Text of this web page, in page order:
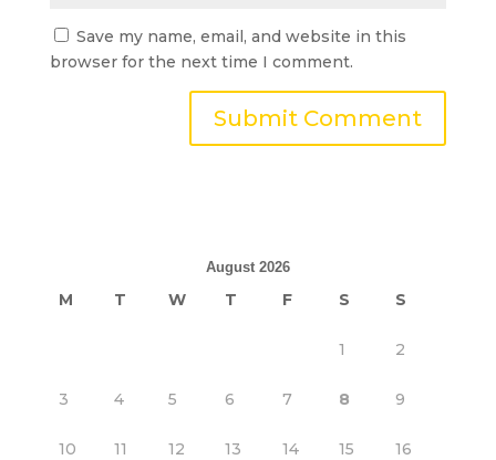
Save my name, email, and website in this
browser for the next time I comment.
August 2026
M T W T F S S
1 2
3 4 5 6 7 8 9
10 11 12 13 14 15 16